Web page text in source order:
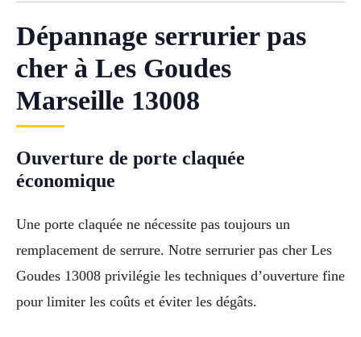
Dépannage serrurier pas
cher à Les Goudes
Marseille 13008
Ouverture de porte claquée
économique
Une porte claquée ne nécessite pas toujours un
remplacement de serrure. Notre serrurier pas cher Les
Goudes 13008 privilégie les techniques d’ouverture fine
pour limiter les coûts et éviter les dégâts.